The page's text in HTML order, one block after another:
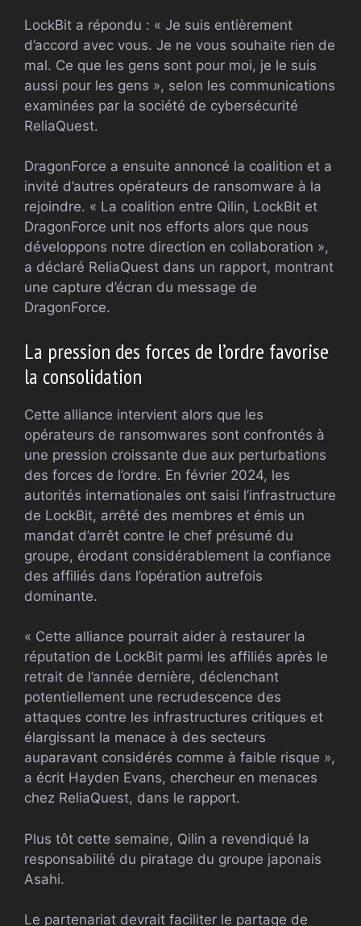
LockBit a répondu : « Je suis entièrement
d’accord avec vous. Je ne vous souhaite rien de
mal. Ce que les gens sont pour moi, je le suis
aussi pour les gens », selon les communications
examinées par la société de cybersécurité
ReliaQuest.
DragonForce a ensuite annoncé la coalition et a
invité d’autres opérateurs de ransomware à la
rejoindre. « La coalition entre Qilin, LockBit et
DragonForce unit nos efforts alors que nous
développons notre direction en collaboration »,
a déclaré ReliaQuest dans un rapport, montrant
une capture d’écran du message de
DragonForce.
La pression des forces de l’ordre favorise
la consolidation
Cette alliance intervient alors que les
opérateurs de ransomwares sont confrontés à
une pression croissante due aux perturbations
des forces de l’ordre. En février 2024, les
autorités internationales ont saisi l’infrastructure
de LockBit, arrêté des membres et émis un
mandat d’arrêt contre le chef présumé du
groupe, érodant considérablement la confiance
des affiliés dans l’opération autrefois
dominante.
« Cette alliance pourrait aider à restaurer la
réputation de LockBit parmi les affiliés après le
retrait de l’année dernière, déclenchant
potentiellement une recrudescence des
attaques contre les infrastructures critiques et
élargissant la menace à des secteurs
auparavant considérés comme à faible risque »,
a écrit Hayden Evans, chercheur en menaces
chez ReliaQuest, dans le rapport.
Plus tôt cette semaine, Qilin a revendiqué la
responsabilité du piratage du groupe japonais
Asahi.
Le partenariat devrait faciliter le partage de